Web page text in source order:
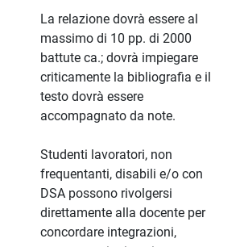
La relazione dovrà essere al
massimo di 10 pp. di 2000
battute ca.; dovrà impiegare
criticamente la bibliografia e il
testo dovrà essere
accompagnato da note.
Studenti lavoratori, non
frequentanti, disabili e/o con
DSA possono rivolgersi
direttamente alla docente per
concordare integrazioni,